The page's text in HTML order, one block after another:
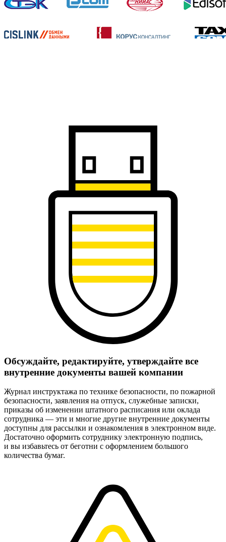
Обсуждайте, редактируйте, утверждайте все
внутренние документы вашей компании
Журнал инструктажа по технике безопасности, по пожарной
безопасности, заявления на отпуск, служебные записки,
приказы об изменении штатного расписания или оклада
сотрудника — эти и многие другие внутренние документы
доступны для рассылки и ознакомления в электронном виде.
Достаточно оформить сотруднику электронную подпись,
и вы избавьтесь от беготни с оформлением большого
количества бумаг.